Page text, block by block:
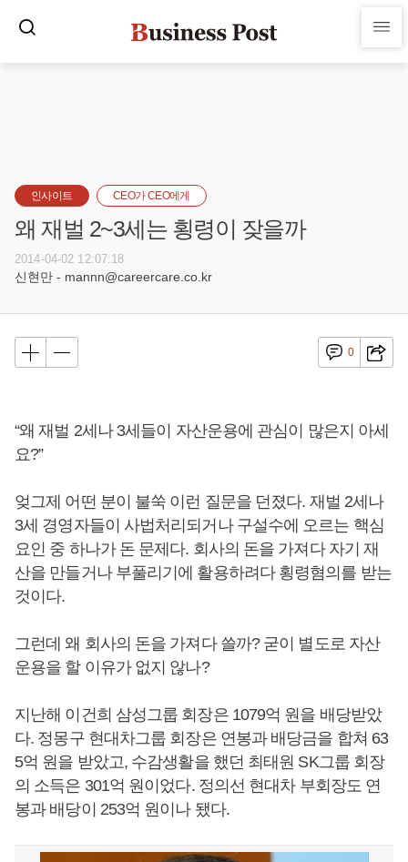
인사이트 CEO가 CEO에게
왜 재벌 2~3세는 횡령이 잦을까
2014-04-02 12:07:18
신현만 - mannn@careercare.co.kr
0
“왜 재벌 2세나 3세들이 자산운용에 관심이 많은지 아세
요?”
엊그제 어떤 분이 불쑥 이런 질문을 던졌다. 재벌 2세나
3세 경영자들이 사법처리되거나 구설수에 오르는 핵심
요인 중 하나가 돈 문제다. 회사의 돈을 가져다 자기 재
산을 만들거나 부풀리기에 활용하려다 횡령혐의를 받는
것이다.
그런데 왜 회사의 돈을 가져다 쓸까? 굳이 별도로 자산
운용을 할 이유가 없지 않나?
지난해 이건희 삼성그룹 회장은 1079억 원을 배당받았
다. 정몽구 현대차그룹 회장은 연봉과 배당금을 합쳐 63
5억 원을 받았고, 수감생활을 했던 최태원 SK그룹 회장
의 소득은 301억 원이었다. 정의선 현대차 부회장도 연
봉과 배당이 253억 원이나 됐다.